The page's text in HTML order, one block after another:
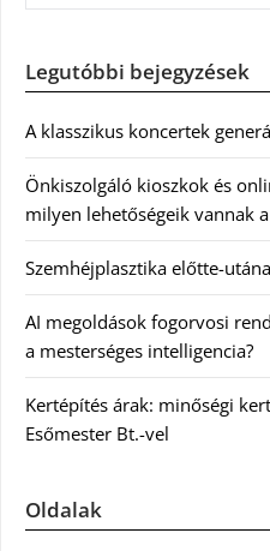
Legutóbbi bejegyzések
A klasszikus koncertek
Önkiszolgáló kioszkok és
milyen lehetőségeik vannak
Szemhéjplasztika előtte-
AI megoldások fogorvosi
a mesterséges intelligencia?
Kertépítés árak: minőségi
Esőmester Bt.-vel
Oldalak